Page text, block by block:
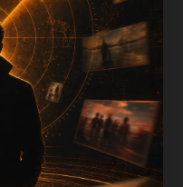
题、description、
荐链接，确保页面既